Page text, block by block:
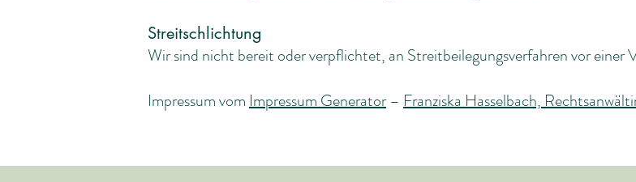
Streitschlichtung
Wir sind nicht bereit oder verpflichtet, an Streitbeilegungsverfahren vor einer
Impressum vomImpressum Generator– Franziska Hasselbach,